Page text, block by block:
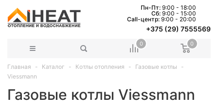
Пн-Пт: 9:00 - 18:00
Сб: 9:00 - 15:00
Сall-центр: 9:00 - 20:00
+375 (29) 7555569
0 0
Главная Каталог Котлы отопления
Газовые котлы
Viessmann
Газовые котлы Viessmann